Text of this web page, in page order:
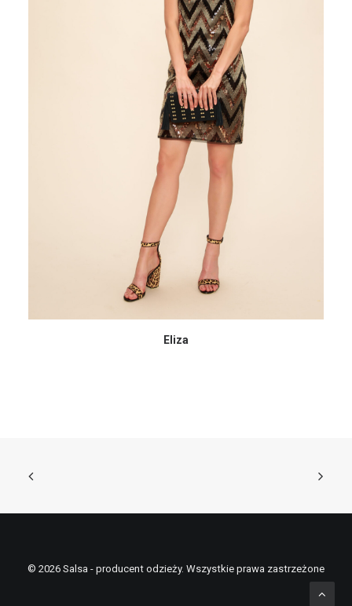
Eliza
© 2026 Salsa - producent odzieży. Wszystkie prawa zastrzeżone